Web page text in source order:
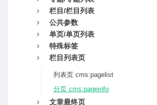
栏目/栏目列表
公共参数
单页/单页列表
特殊标签
栏目列表页
列表页 cms:pagelist
分页 cms:pageinfo
文章最终页